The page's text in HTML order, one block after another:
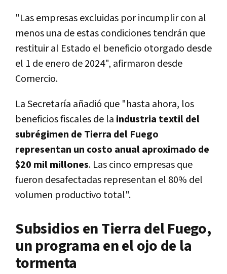
"Las empresas excluidas por incumplir con al
menos una de estas condiciones tendrán que
restituir al Estado el beneficio otorgado desde
el 1 de enero de 2024", afirmaron desde
Comercio.
La Secretaría añadió que "hasta ahora, los
beneficios fiscales de la industria textil del
subrégimen de Tierra del Fuego
representan un costo anual aproximado de
$20 mil millones. Las cinco empresas que
fueron desafectadas representan el 80% del
volumen productivo total".
Subsidios en Tierra del Fuego,
un programa en el ojo de la
tormenta